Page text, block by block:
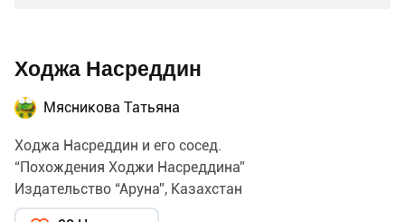
Ходжа Насреддин
Мясникова Татьяна
Ходжа Насреддин и его сосед.
“Похождения Ходжи Насреддина”
Издательство “Аруна”, Казахстан